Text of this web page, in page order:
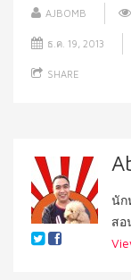
AJBOMB
ธ.ค. 19, 2013
SHARE
นัก
สอ